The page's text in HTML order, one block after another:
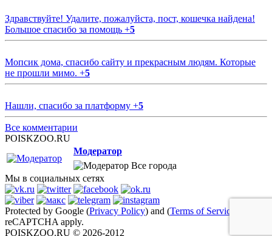
Здравствуйте! Удалите, пожалуйста, пост, кошечка найдена!
Большое спасибо за помощь +5
Мопсик дома, спасибо сайту и прекрасным людям. Которые
не прошли мимо. +5
Нашли, спасибо за платформу +5
Все комментарии
POISKZOO.RU
Модератор
Все города
Мы в социальных сетях
Protected by Google (Privacy Policy) and (Terms of Service
reCAPTCHA apply.
POISKZOO.RU © 2026-2012